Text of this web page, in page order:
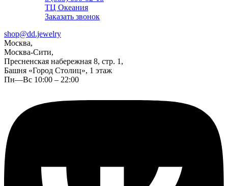
ТЦ Океания
Заказать звонок
shop@dd.jewelry
Москва,
Москва-Сити,
Пресненская набережная 8, стр. 1,
Башня «Город Столиц», 1 этаж
Пн—Вс 10:00 – 22:00